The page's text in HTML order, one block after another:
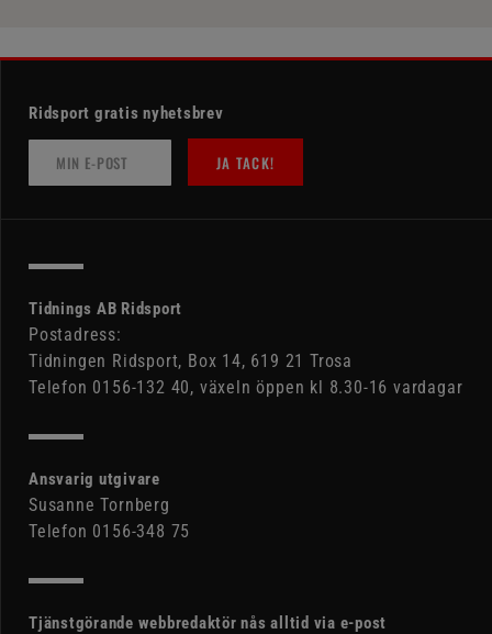
Ridsport gratis nyhetsbrev
JA TACK!
Tidnings AB Ridsport
Postadress:
Tidningen Ridsport, Box 14, 619 21 Trosa
Telefon 0156-132 40, växeln öppen kl 8.30-16 vardagar
Ansvarig utgivare
Susanne Tornberg
Telefon 0156-348 75
Tjänstgörande webbredaktör nås alltid via e-post